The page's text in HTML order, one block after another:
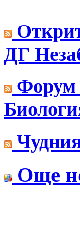
ДГ
Форум
Още